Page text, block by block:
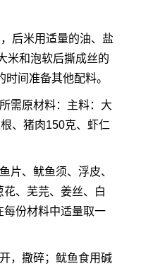
后米用适量的油、盐
米和泡软后撕成丝的
间准备其他配料。
需原材料：主料：大
、猪肉150克、虾仁
片、鱿鱼须、浮皮、
、芜芫、姜丝、白
每份材料中适量取一
，撒碎；鱿鱼食用碱